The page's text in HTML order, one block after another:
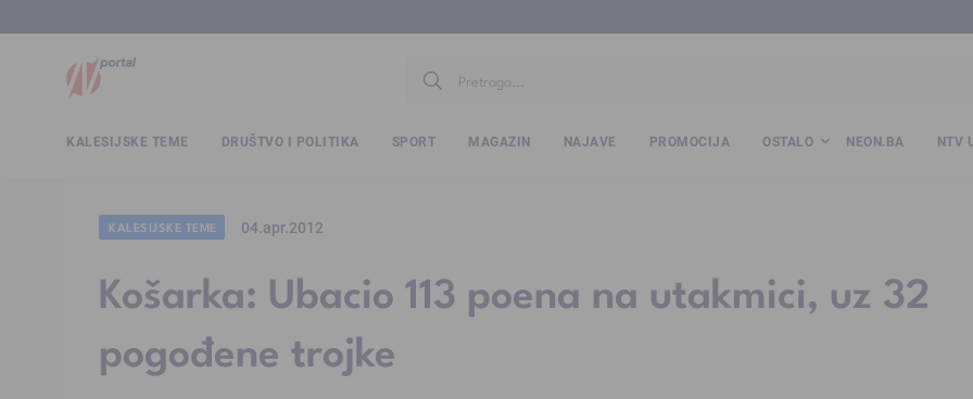
KALESIJSKE TEME DRUŠTVO I POLITIKA SPORT MAGAZIN NAJAVE PROMOCIJA OSTALO NEON.BA NTV
KALESIJSKE TEME 04.apr.2012
Košarka: Ubacio 113 poena na utakmici, uz 32
pogođene trojke